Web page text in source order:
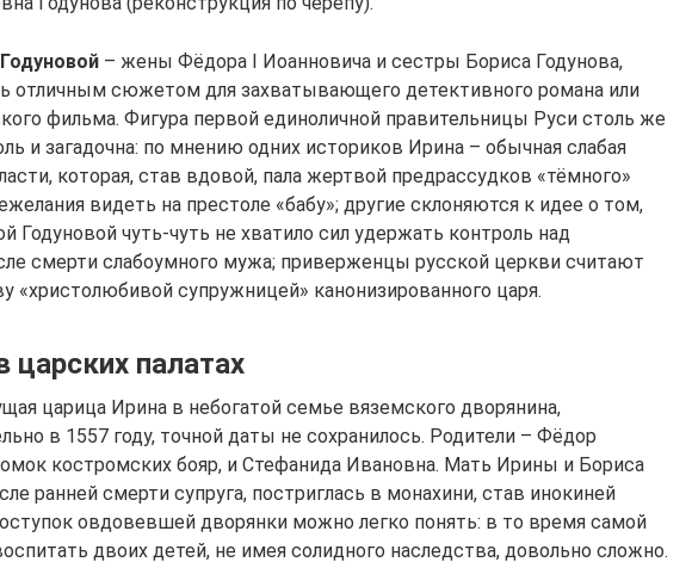
– жены Фёдора І Иоанновича и сестры Бориса Годунова,
отличным сюжетом для захватывающего детективного романа или
фильма. Фигура первой единоличной правительницы Руси столь же
и загадочна: по мнению одних историков Ирина – обычная слабая
которая, став вдовой, пала жертвой предрассудков «тёмного»
видеть на престоле «бабу»; другие склоняются к идее о том,
Годуновой чуть-чуть не хватило сил удержать контроль над
смерти слабоумного мужа; приверженцы русской церкви считают
«христолюбивой супружницей» канонизированного царя.
царских палатах
царица Ирина в небогатой семье вяземского дворянина,
в 1557 году, точной даты не сохранилось. Родители – Фёдор
костромских бояр, и Стефанида Ивановна. Мать Ирины и Бориса
ранней смерти супруга, постриглась в монахини, став инокиней
овдовевшей дворянки можно легко понять: в то время самой
двоих детей, не имея солидного наследства, довольно сложно.